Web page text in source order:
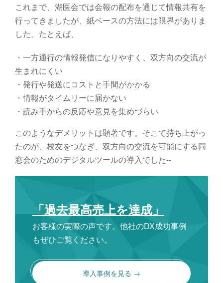
これまで、湖医会では会報の配布を通じて情報共有を
行ってきましたが、紙ベースの方法には限界がありま
した。たとえば、
・一方通行の情報発信になりやすく、双方向の交流が
生まれにくい
・発行や発送にコストと手間がかかる
・情報がタイムリーに届かない
・読み手からの反応や意見を集めづらい
このようなデメリットは顕著です。そこで持ち上がっ
たのが、校友をつなぎ、双方向の交流を可能にする同
窓会のためのデジタルツールの導入でした--
「過去最高売上を達成」
お客様の実際の声です。他社のDX成功事例
もぜひご覧ください。
導入事例を見る →